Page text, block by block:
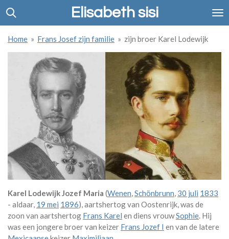
Ga
de
hoofdinhoud
Elisabeth sisi
Home » Frans Josef zijn familie » zijn broer Karel Lodewijk
Karel Lodewijk Jozef Maria (Wenen,Schönbrunn, 30 juli 1833
- aldaar, 19 mei 1896), aartshertog van Oostenrijk, was de
zoon van aartshertog Frans Karel en diens vrouwSophie. Hij
was een jongere broer van keizer Frans Jozef I en van de latere